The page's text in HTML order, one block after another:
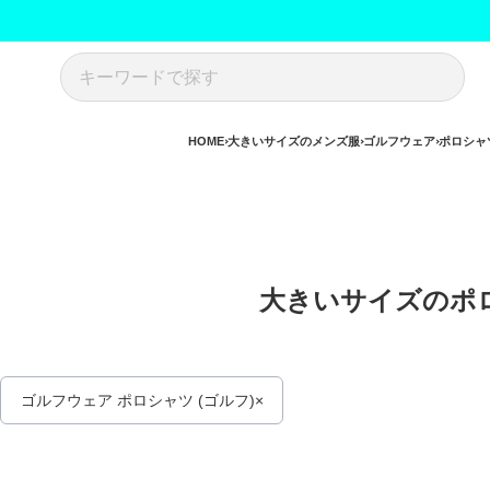
HOME 大きいサイズのメンズ服 ゴルフウェア ポロシャ
大きいサイズの
ゴルフウェア ポロシャツ (ゴルフ)